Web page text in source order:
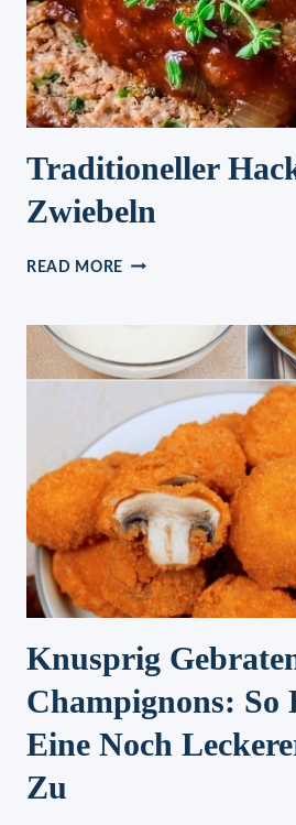
Traditioneller
Zwiebeln
READ MORE TRADITIONELLER
ZWIEBELN
Knusprig
Champignons: So
Eine Noch
Zu